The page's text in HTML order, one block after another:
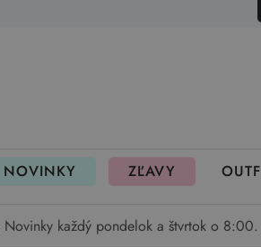
NOVINKY ZĽAVY
Novinky každý pondelok a štvrtok o 8:00.